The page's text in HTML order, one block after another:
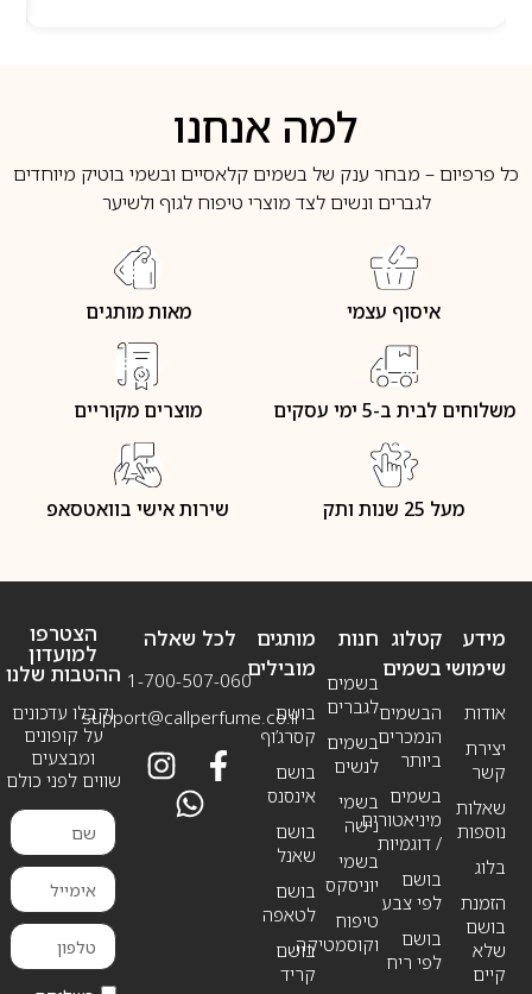
למה אנחנו
כל פרפיום – מבחר ענק של בשמים קלאסיים ובשמי בוטיק מיוחדים
לגברים ונשים לצד מוצרי טיפוח לגוף ולשיער
איסוף עצמי מאות מותגים
משלוחים לבית ב-5 ימי עסקים מוצרים מקוריים
מעל 25 שנות ותק שירות אישי בוואטסאפ
מידע
שימושי
אודות
יצירת
קשר
שאלות
נוספות
בלוג
הזמנת
בושם
שלא
קיים
חנות
בשמים
לגברים
בשמים
לנשים
בשמי
נישה
בשמי
יוניסקס
טיפוח
וקוסמטיקה
קטלוג
בשמים
הבשמים
הנמכרים
ביותר
בשמים
מיניאטורים
/ דוגמיות
בושם
לפי צבע
בושם
לפי ריח
מותגים
מובילים
בושם
קסרג’וף
בושם
אינסנס
בושם
שאנל
בושם
לטאפה
בושם
קריד
לכל שאלה
1-700-507-060
support@callperfume.co.il
הצטרפו
למועדון
ההטבות שלנו
וקבלו עדכונים
על קופונים
ומבצעים
שווים לפני כולם